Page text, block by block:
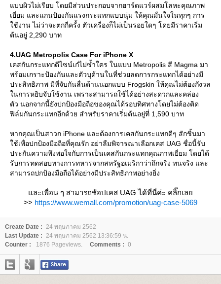
บบผิวไม่เรียบ โดยมีส่วนประกอบจากฮาร์ดแวร์ผสมโลหะคุณภาพ
เยี่ยม และแกนป้องกันแรงกระแทกแบบนุ่ม ให้คุณมั่นใจในทุกๆ การ
ช้งาน ไม่ว่าจะตกกี่ครั้ง ตัวเครื่องก็ไม่เป็นรอยใดๆ โดยมีราคาเริ่ม
ต้นอยู่ 2,290 บาท
4.UAG Metropolis Case For iPhone X
เคสกันกระแทกดีไซน์เก๋ไม่ซ้ำใคร ในแบบ Metropolis สี Magma มา
พร้อมเกราะป้องกันและตัวบุด้านในที่ช่วยลดการกระแทกได้อย่างมี
ประสิทธิภาพ มีที่จับกันลื่นด้านนอกแบบ Frogskin ให้คุณไม่ต้องกังวล
นการหยิบจับใช้งาน เพราะสามารถใช้ได้อย่างสะดวกและคล่อง
ตัว นอกจากนี้ยังปกป้องมือถือของคุณได้รอบทิศทางโดยไม่ต้องติด
ฟิล์มกันกระแทกอีกด้วย สำหรับราคาเริ่มต้นอยู่ที่ 1,590 บาท
หากคุณเป็นสาวก iPhone และต้องการเคสกันกระแทกดีๆ สักชิ้นมา
ช้เพื่อปกป้องมือถือที่คุณรัก อย่าลืมพิจารณาเลือกเคส UAG ชื่อนี้รับ
ประกันความพึงพอใจกับการเป็นเคสกันกระแทกคุณภาพเยี่ยม โดยได้
รับการทดสอบทางการทหารจากสหรัฐอเมริกาว่าถึกจริง ทนจริง และ
สามารถปกป้องมือถือได้อย่างมีประสิทธิภาพอย่างยิ่ง
ละเพื่อน ๆ สามารถช้อปเคส UAG ได้ที่นี่ค่ะ คลิ๊กเล
>> https://www.wemall.com/promotion/uag-case-5069
Create Date : 24 พฤษภาคม 2562
Last Update : 24 พฤษภาคม 2562 13:36:59 น.
Counter :
1876 Pageviews. Comments : 0